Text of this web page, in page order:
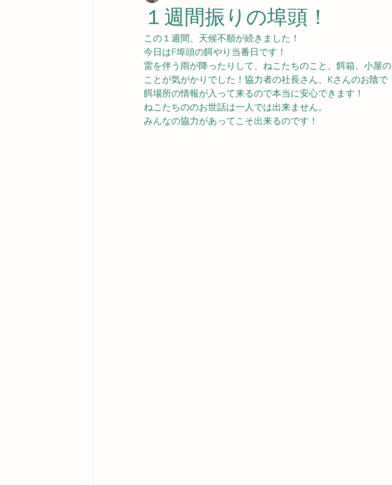
１週間振りの埠頭！
この１週間、天候不順が続きました！
今日はF埠頭の餌やり当番日です！
雷を伴う雨が降ったりして、ねこたちのこと、餌箱、小屋の
ことが気がかりでした！協力者の社長さん、Kさんのお陰で
餌場所の情報が入って来るので本当に安心できます！
ねこたちののお世話は一人では出来ません。
みんなの協力があってこそ出来るのです！